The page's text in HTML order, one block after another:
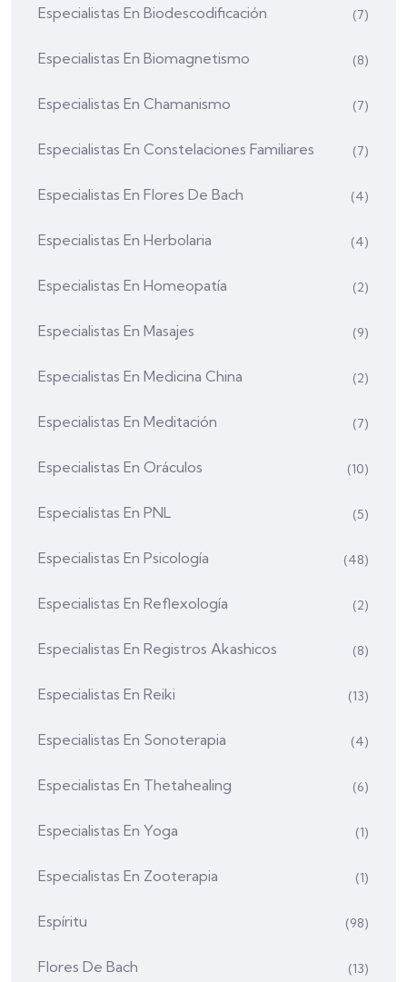
Especialistas En Biodescodificación (7)
Especialistas En Biomagnetismo (8)
Especialistas En Chamanismo (7)
Especialistas En Constelaciones Familiares (7)
Especialistas En Flores De Bach (4)
Especialistas En Herbolaria (4)
Especialistas En Homeopatía (2)
Especialistas En Masajes (9)
Especialistas En Medicina China (2)
Especialistas En Meditación (7)
Especialistas En Oráculos (10)
Especialistas En PNL (5)
Especialistas En Psicología (48)
Especialistas En Reflexología (2)
Especialistas En Registros Akashicos (8)
Especialistas En Reiki (13)
Especialistas En Sonoterapia (4)
Especialistas En Thetahealing (6)
Especialistas En Yoga (1)
Especialistas En Zooterapia (1)
Espíritu (98)
Flores De Bach (13)